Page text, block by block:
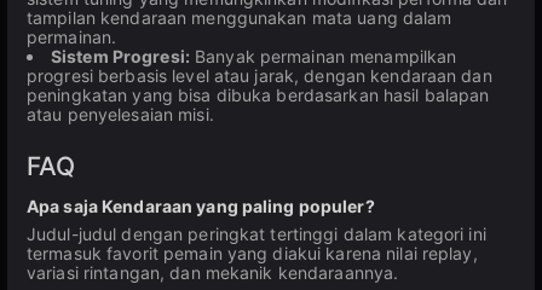
tampilan kendaraan menggunakan mata uang dalam
permainan.
Sistem Progresi: Banyak permainan menampilkan
progresi berbasis level atau jarak, dengan kendaraan dan
peningkatan yang bisa dibuka berdasarkan hasil balapan
atau penyelesaian misi.
FAQ
Apa saja Kendaraan yang paling populer?
Judul-judul dengan peringkat tertinggi dalam kategori ini
termasuk favorit pemain yang diakui karena nilai replay,
variasi rintangan, dan mekanik kendaraannya.